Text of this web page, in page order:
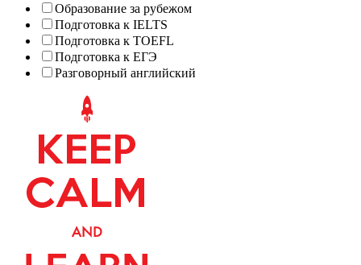
Образование за рубежом
Подготовка к IELTS
Подготовка к TOEFL
Подготовка к ЕГЭ
Разговорный английский